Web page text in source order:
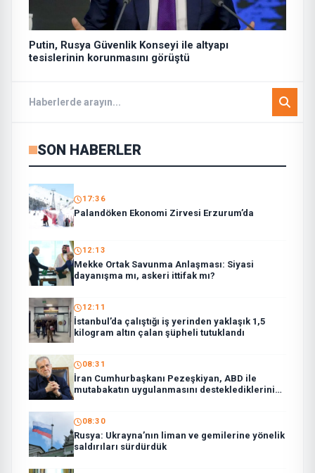
Putin, Rusya Güvenlik Konseyi ile altyapı
tesislerinin korunmasını görüştü
SON HABERLER
17:36
Palandöken Ekonomi Zirvesi Erzurum’da
12:13
Mekke Ortak Savunma Anlaşması: Siyasi
dayanışma mı, askeri ittifak mı?
12:11
İstanbul’da çalıştığı iş yerinden yaklaşık 1,5
kilogram altın çalan şüpheli tutuklandı
08:31
İran Cumhurbaşkanı Pezeşkiyan, ABD ile
mutabakatın uygulanmasını desteklediklerini
08:30
Rusya: Ukrayna’nın liman ve gemilerine yönelik
saldırıları sürdürdük